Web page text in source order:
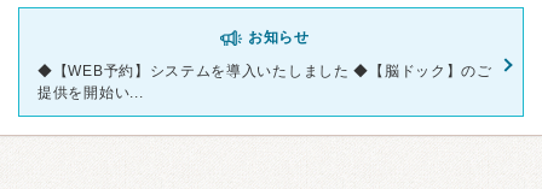
お知らせ
◆【WEB予約】システムを導入いたしました ◆【脳ドック】のご
提供を開始い...